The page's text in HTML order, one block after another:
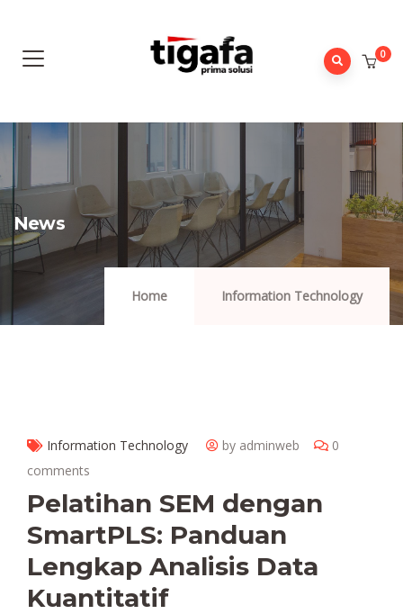
0
News
Home Information Technology
Information Technology by adminweb
0
comments
Pelatihan SEM dengan
SmartPLS: Panduan
Lengkap Analisis Data
Kuantitatif